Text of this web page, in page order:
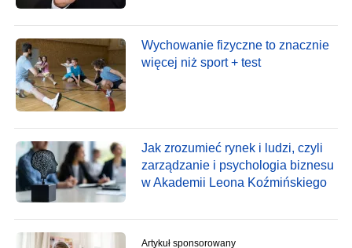
Wychowanie fizyczne to znacznie
więcej niż sport + test
Jak zrozumieć rynek i ludzi, czyli
zarządzanie i psychologia biznesu
w Akademii Leona Koźmińskiego
Artykuł sponsorowany